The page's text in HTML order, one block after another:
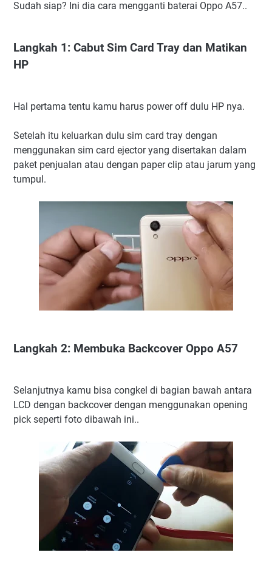
Sudah siap? Ini dia cara mengganti baterai Oppo A57..
Langkah 1: Cabut Sim Card Tray dan Matikan
HP
Hal pertama tentu kamu harus power off dulu HP nya.
Setelah itu keluarkan dulu sim card tray dengan
menggunakan sim card ejector yang disertakan dalam
paket penjualan atau dengan paper clip atau jarum yang
tumpul.
Langkah 2: Membuka Backcover Oppo A57
Selanjutnya kamu bisa congkel di bagian bawah antara
LCD dengan backcover dengan menggunakan opening
pick seperti foto dibawah ini..